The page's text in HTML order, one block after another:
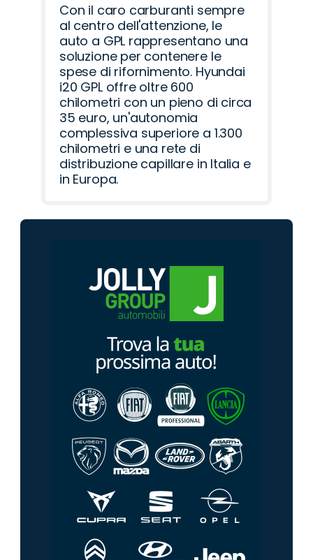
Con il caro carburanti sempre
al centro dell'attenzione, le
auto a GPL rappresentano una
soluzione per contenere le
spese di rifornimento. Hyundai
i20 GPL offre oltre 600
chilometri con un pieno di circa
35 euro, un'autonomia
complessiva superiore a 1.300
chilometri e una rete di
distribuzione capillare in Italia e
in Europa.